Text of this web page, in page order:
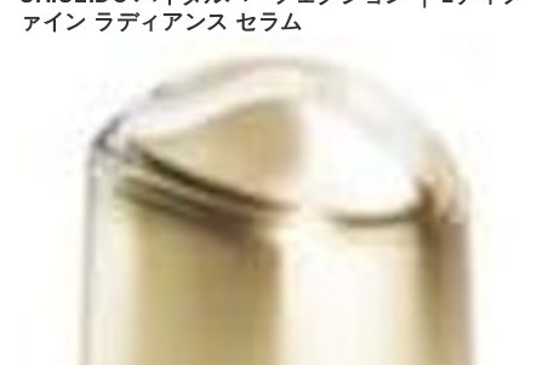
ァイン ラディアンス セラム